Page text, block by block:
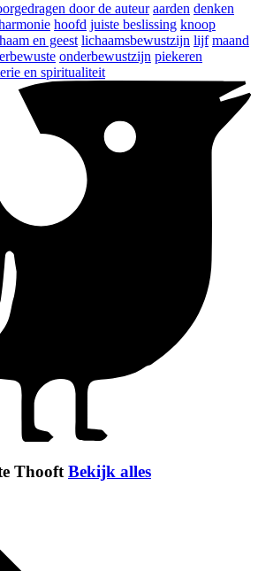
door de auteur aarden denken
hoofd juiste beslissing knoop
en geest lichaamsbewustzijn lijf maand
onderbewustzijn piekeren
en spiritualiteit
Thooft Bekijk alles